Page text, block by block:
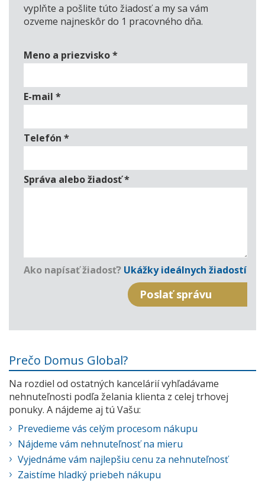
vyplňte a pošlite túto žiadosť a my sa vám
ozveme najneskôr do 1 pracovného dňa.
Meno a priezvisko*
E-mail *
Telefón *
Správa alebo žiadosť*
Ako napísať žiadosť? Ukážky ideálnych žiadostí
Prečo Domus Global?
Na rozdiel od ostatných kancelárií vyhľadávame
nehnuteľnosti podľa želania klienta z celej trhovej
ponuky. A nájdeme aj tú Vašu:
Prevedieme vás celým procesom nákupu
Nájdeme vám nehnuteľnosť na mieru
Vyjednáme vám najlepšiu cenu za nehnuteľnosť
Zaistíme hladký priebeh nákupu